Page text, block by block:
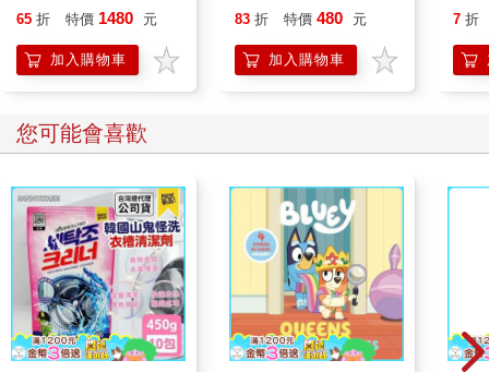
- 膚色系
65 折 特價 1480 元
加入購物車
83 折 特價 480 元
加入購物車
系
7 折
您可能會喜歡